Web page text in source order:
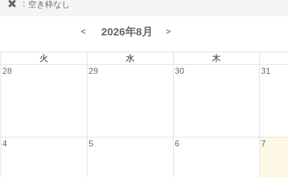
： 空き枠なし
< 2026年8月 >
火 水 木
28 29 30 31
4 5 6 7